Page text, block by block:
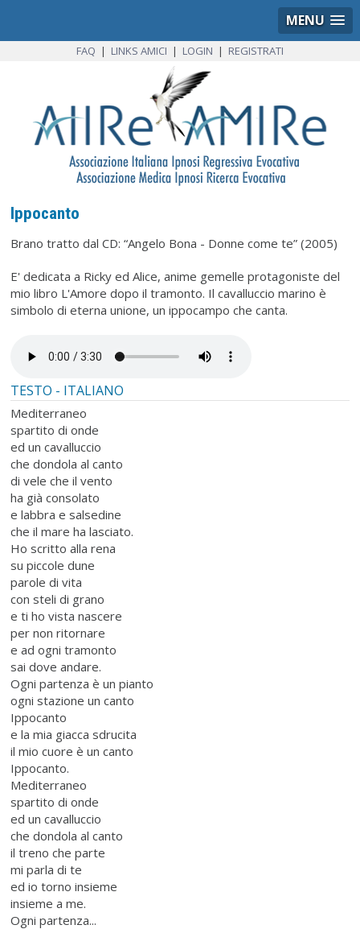
MENU
FAQ | LINKS AMICI | LOGIN | REGISTRATI
Ippocanto
Brano tratto dal CD: “Angelo Bona - Donne come te” (2005)
E' dedicata a Ricky ed Alice, anime gemelle protagoniste del
mio libro L'Amore dopo il tramonto. Il cavalluccio marino è
simbolo di eterna unione, un ippocampo che canta.
TESTO - ITALIANO
Mediterraneo
spartito di onde
ed un cavalluccio
che dondola al canto
di vele che il vento
ha già consolato
e labbra e salsedine
che il mare ha lasciato.
Ho scritto alla rena
su piccole dune
parole di vita
con steli di grano
e ti ho vista nascere
per non ritornare
e ad ogni tramonto
sai dove andare.
Ogni partenza è un pianto
ogni stazione un canto
Ippocanto
e la mia giacca sdrucita
il mio cuore è un canto
Ippocanto.
Mediterraneo
spartito di onde
ed un cavalluccio
che dondola al canto
il treno che parte
mi parla di te
ed io torno insieme
insieme a me.
Ogni partenza...